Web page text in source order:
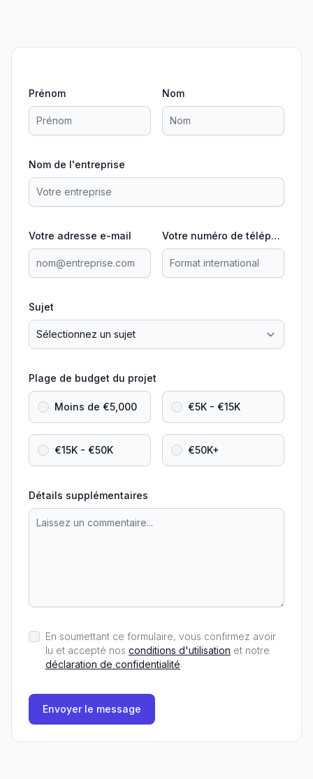
Prénom Nom
Nom de l'entreprise
Votre adresse e-mail Votre numéro de téléphone
Sujet
Plage de budget du projet
Moins de €5,000 €5K - €15K
€15K - €50K €50K+
Détails supplémentaires
En soumettant ce formulaire, vous confirmez avoir
lu et accepté nos conditions d'utilisation et notre
déclaration de confidentialité.
Envoyer le message